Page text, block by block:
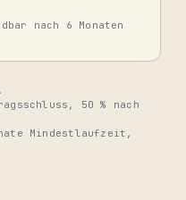
nach 6 Monaten
50 % nach
Mindestlaufzeit,